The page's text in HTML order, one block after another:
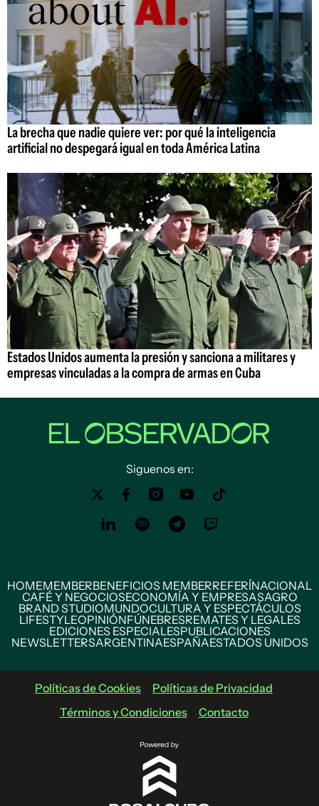
La brecha que nadie quiere ver: por qué la inteligencia
artificial no despegará igual en toda América Latina
Estados Unidos aumenta la presión y sanciona a militares y
empresas vinculadas a la compra de armas en Cuba
Siguenos en:
HOMEMEMBERBENEFICIOS MEMBERREFERÍNACIONAL
CAFÉ Y NEGOCIOSECONOMÍA Y EMPRESASAGRO
BRAND STUDIOMUNDOCULTURA Y ESPECTÁCULOS
LIFESTYLEOPINIÓNFÚNEBRESREMATES Y LEGALES
EDICIONES ESPECIALESPUBLICACIONES
NEWSLETTERSARGENTINAESPAÑAESTADOS UNIDOS
Políticas de Cookies
Políticas de Privacidad
Términos y Condiciones
Contacto